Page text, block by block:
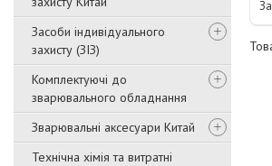
Засоби індивідуального
захисту (ЗІЗ)
Комплектуючі до
зварювального обладнання
Зварювальні аксесуари Китай
Технічна хімія та витратні